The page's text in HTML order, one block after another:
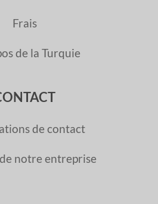
Frais
de la Turquie
de contact
notre entreprise